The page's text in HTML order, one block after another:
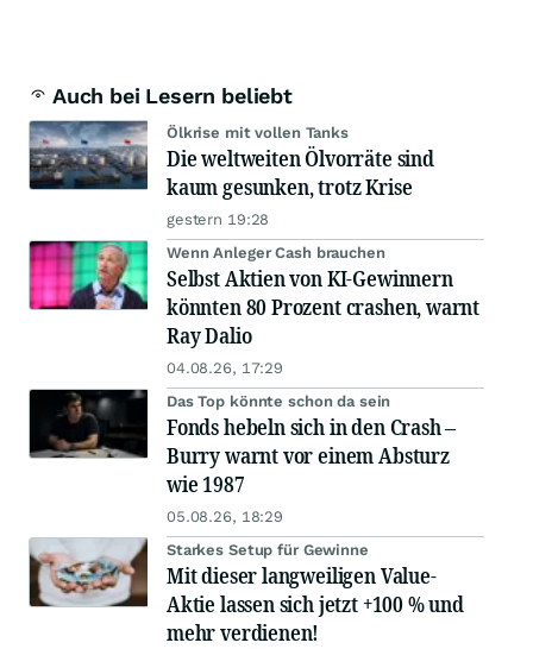
Auch bei Lesern beliebt
Ölkrise mit vollen Tanks
Die weltweiten Ölvorräte sind
kaum gesunken, trotz Krise
gestern 19:28
Wenn Anleger Cash brauchen
Selbst Aktien von KI-Gewinnern
könnten 80 Prozent crashen, warnt
Ray Dalio
04.08.26, 17:29
Das Top könnte schon da sein
Fonds hebeln sich in den Crash –
Burry warnt vor einem Absturz
wie 1987
05.08.26, 18:29
Starkes Setup für Gewinne
Mit dieser langweiligen Value-
Aktie lassen sich jetzt +100 % und
mehr verdienen!